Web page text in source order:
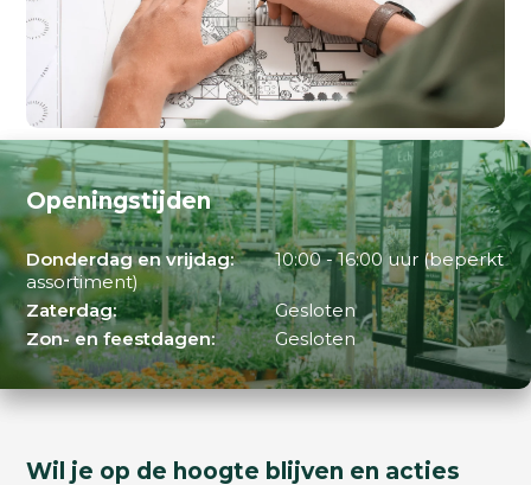
Openingstijden
Donderdag en vrijdag:
10:00 - 16:00 uur (beperkt
assortiment)
Zaterdag:
Gesloten
Zon- en feestdagen:
Gesloten
Wil je op de hoogte blijven en acties